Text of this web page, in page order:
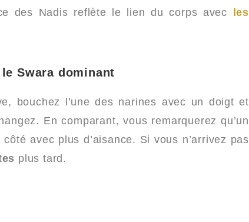
des Nadis reflète le lien du corps avec
les
Swara dominant
bouchez l’une des narines avec un doigt et
En comparant, vous remarquerez qu’un
avec plus d’aisance. Si vous n’arrivez pas
plus tard.